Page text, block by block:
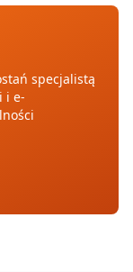
specjalistą
i e-